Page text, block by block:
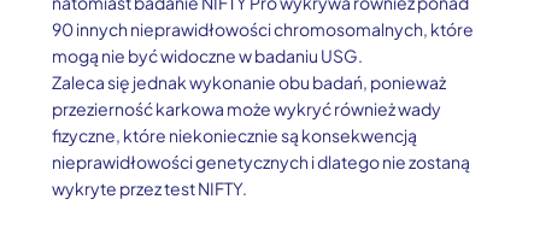
90 innych nieprawidłowości chromosomalnych, które
mogą nie być widoczne w badaniu USG.
Zaleca się jednak wykonanie obu badań, ponieważ
przezierność karkowa może wykryć również wady
fizyczne, które niekoniecznie są konsekwencją
nieprawidłowości genetycznych i dlatego nie zostaną
wykryte przez test NIFTY.